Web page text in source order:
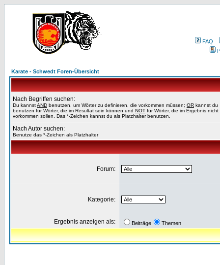
FAQ
Karate - Schwedt Foren-Übersicht
Nach Begriffen suchen:
Du kannstAND benutzen, um Wörter zu definieren, die vorkommen müssen; OR kannst du
benutzen für Wörter, die im Resultat sein können und NOT für Wörter, die im Ergebnis nicht
vorkommen sollen. Das *-Zeichen kannst du als Platzhalter benutzen.
Nach Autor suchen:
Benutze das *-Zeichen als Platzhalter
Forum:
Kategorie:
Ergebnis anzeigen als: Beiträge Themen